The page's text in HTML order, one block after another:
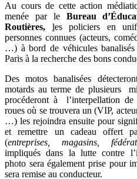
Au cours de cette action
menée par le Bureau
Routières, les policiers en
personnes connues (acteurs,
…) à bord de véhicules
Paris à la recherche des bons
Des motos banalisées
motards au terme de plusieurs
procéderont à l’interpellation
roues où se trouvera un (VIP,
…) les rejoindra ensuite pour
et remettre un cadeau offert
(entreprises, magasins,
impliqués dans la lutte contre
photo sera également prise pour
sera remise au conducteur.